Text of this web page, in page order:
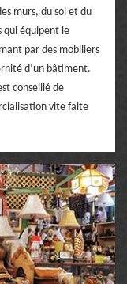
murs, du sol et du
qui équipent le
par des mobiliers
d’un bâtiment.
conseillé de
vite faite